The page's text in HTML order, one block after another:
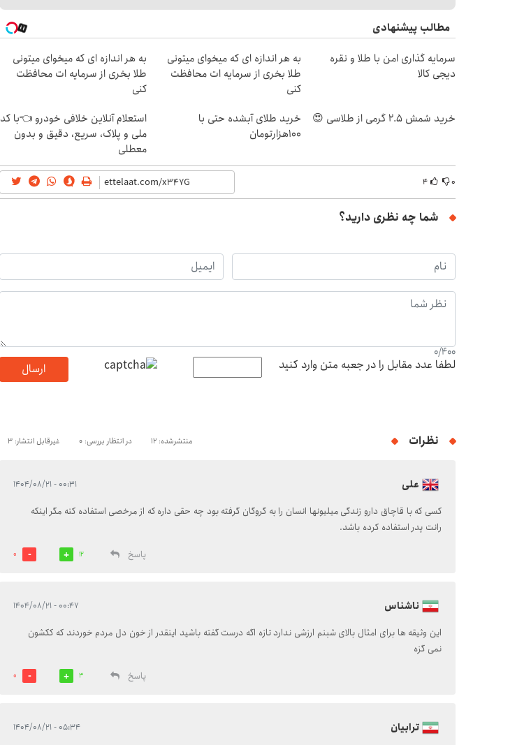
مطالب پیشنهادی
سرمایه گذاری امن با طلا و نقره
دیجی کالا
به هر اندازه ای که میخوای میتونی
طلا بخری از سرمایه ات محافظت
کنی
به هر اندازه ای که میخوای میتونی
طلا بخری از سرمایه ات محافظت
کنی
خرید شمش 2.5 گرمی از طلاسی 😍
خرید طلای آبشده حتی با
۱۰۰هزارتومان
استعلام آنلاین خلافی خودرو 👈با کد
ملی و پلاک، سریع، دقیق و بدون
معطلی
۰ ۴
شما چه نظری دارید؟
0/400
لطفا عدد مقابل را در جعبه متن وارد کنید ارسال
نظرات منتشرشده: 12 در انتظار بررسی: 0 غیرقابل انتشار: 3
علی ۰۰:۳۱ - ۱۴۰۴/۰۸/۲۱
کسی که با قاچاق دارو زندگی میلیونها انسان را به گروگان گرفته بود چه حقی داره که از مرخصی استفاده کنه مگر اینکه
رانت پدر استفاده کرده باشد.
پاسخ
12
0
ناشناس ۰۰:۴۷ - ۱۴۰۴/۰۸/۲۱
این وثیقه ها برای امثال بالای شبنم ارزشی ندارد تازه اگه درست گفته باشید اینقدر از خون دل مردم خوردند که ککشون
نمی گزه
پاسخ
3
0
ترابیان ۰۵:۳۴ - ۱۴۰۴/۰۸/۲۱